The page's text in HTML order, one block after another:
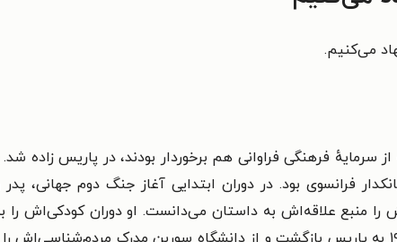
می‌کنیم.
و ثروتمند که از سرمایهٔ فرهنگی فراوانی هم برخوردار بودند، در پاریس
فرانسوی بود. در دوران ابتدایی آغاز جنگ دوم جهانی،
منبع علاقه‌اش به داستان می‌دانست. او دوران کودکی‌اش را